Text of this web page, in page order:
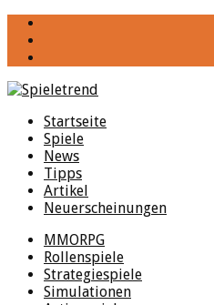
Startseite
Spiele
News
Tipps
Artikel
Neuerscheinungen
MMORPG
Rollenspiele
Strategiespiele
Simulationen